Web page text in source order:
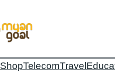
ShopTelecomTravel